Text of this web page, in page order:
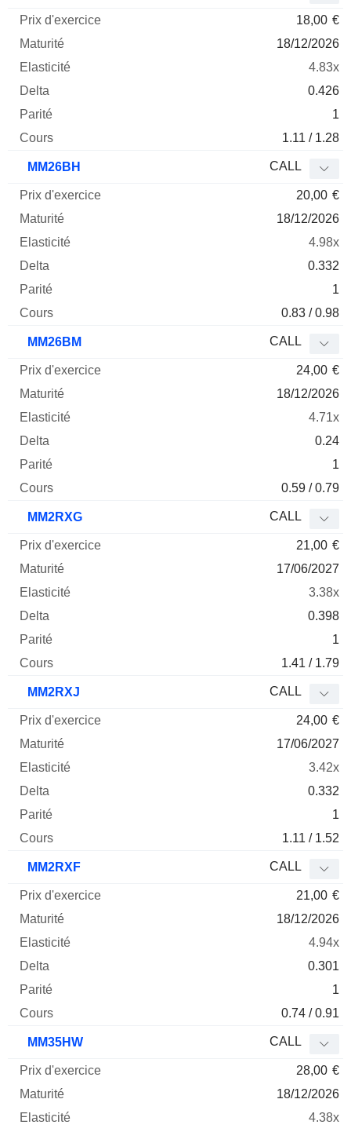
18,00 €
18/12/2026
4.83x
0.426
1
1.11 / 1.28
MM26BH CALL
20,00 €
18/12/2026
4.98x
0.332
1
0.83 / 0.98
MM26BM CALL
24,00 €
18/12/2026
4.71x
0.24
1
0.59 / 0.79
MM2RXG CALL
21,00 €
17/06/2027
3.38x
0.398
1
1.41 / 1.79
MM2RXJ CALL
24,00 €
17/06/2027
3.42x
0.332
1
1.11 / 1.52
MM2RXF CALL
21,00 €
18/12/2026
4.94x
0.301
1
0.74 / 0.91
MM35HW CALL
28,00 €
18/12/2026
4.38x